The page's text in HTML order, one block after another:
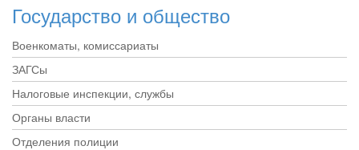
Государство и общество
Военкоматы, комиссариаты
ЗАГСы
Налоговые инспекции, службы
Органы власти
Отделения полиции